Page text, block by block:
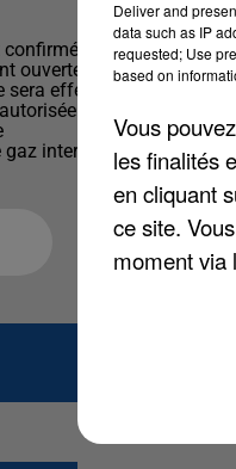
à réception de
ouverte aux particuliers
effectué pour
avant 17h
14 mai
Deliver and
data such as IP
requested; Use
based on
Vous
les finalités
en cliquant
ce site.
moment via